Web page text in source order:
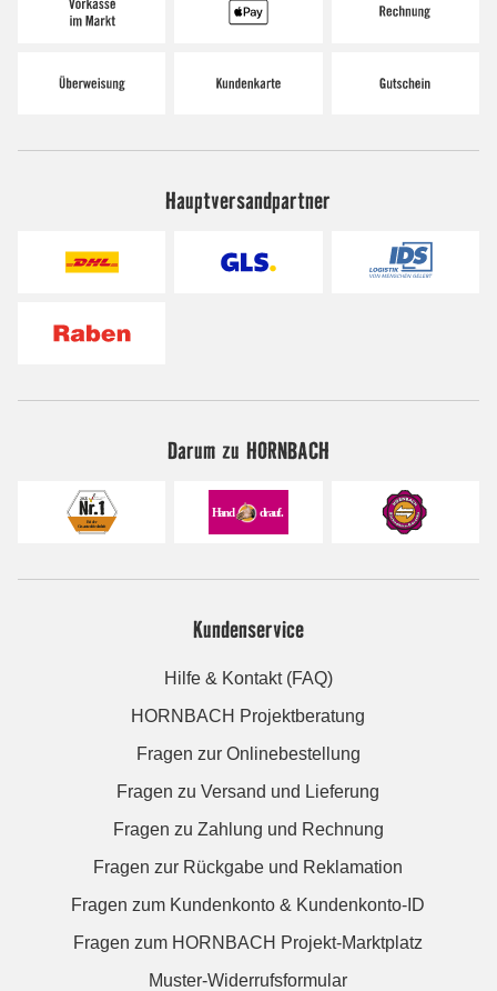
Hauptversandpartner
Darum zu HORNBACH
Kundenservice
Hilfe & Kontakt (FAQ)
HORNBACH Projektberatung
Fragen zur Onlinebestellung
Fragen zu Versand und Lieferung
Fragen zu Zahlung und Rechnung
Fragen zur Rückgabe und Reklamation
Fragen zum Kundenkonto & Kundenkonto-ID
Fragen zum HORNBACH Projekt-Marktplatz
Muster-Widerrufsformular